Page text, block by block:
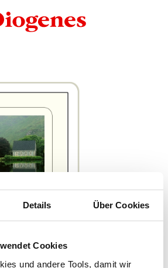
Details Über Cookies
Cookies
und andere Tools, damit wir